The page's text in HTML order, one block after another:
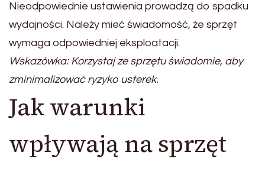
Nieodpowiednie ustawienia prowadzą do spadku
wydajności. Należy mieć świadomość, że sprzęt
wymaga odpowiedniej eksploatacji.
Wskazówka: Korzystaj ze sprzętu świadomie, aby
zminimalizować ryzyko usterek.
Jak warunki
wpływają na sprzęt